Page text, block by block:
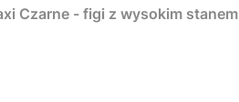
Czarne - figi z wysokim stanem